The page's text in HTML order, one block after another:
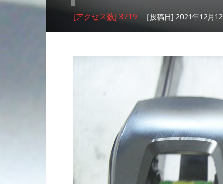
[アクセス数] 3719 ［投稿日] 2021年12月